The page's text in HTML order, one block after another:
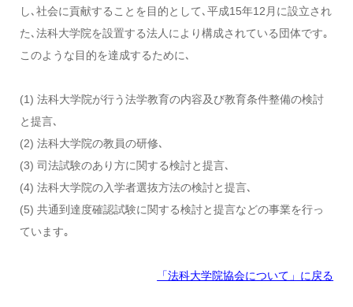
し､社会に貢献することを目的として､平成15年12月に設立され
た､法科大学院を設置する法人により構成されている団体です｡
このような目的を達成するために､
(1) 法科大学院が行う法学教育の内容及び教育条件整備の検討
と提言､
(2) 法科大学院の教員の研修､
(3) 司法試験のあり方に関する検討と提言､
(4) 法科大学院の入学者選抜方法の検討と提言､
(5) 共通到達度確認試験に関する検討と提言などの事業を行っ
ています｡
「法科大学院協会について」に戻る